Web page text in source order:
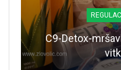
C9-Detox-